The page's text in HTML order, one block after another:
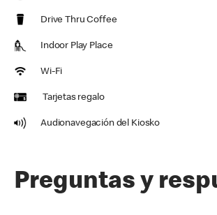
Drive Thru Coffee
Indoor Play Place
Wi-Fi
Tarjetas regalo
Audionavegación del Kiosko
Preguntas y